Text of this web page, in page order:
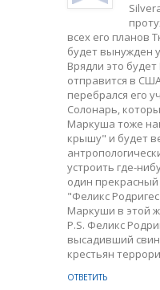
всех его планов
будет вынужден
Врядли это
отправится в
перебрался его
Солонарь,
Маркуша тоже
крышу" и будет
устроить где-
один
"Феликс
Маркуши в этой
P.S. Феликс
высадивший
крестьян
ОТВЕТИТЬ